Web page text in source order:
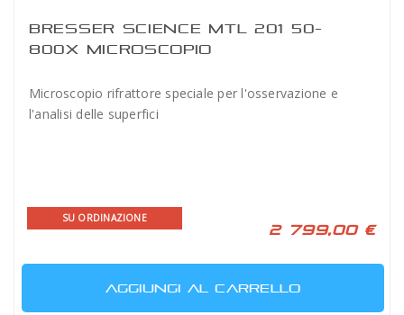
BRESSER SCIENCE MTL 201 50-
800X MICROSCOPIO
Microscopio rifrattore speciale per l'osservazione e
l'analisi delle superfici
SU ORDINAZIONE
2 799,00 €
AGGIUNGI AL CARRELLO